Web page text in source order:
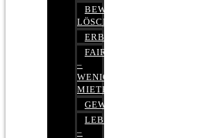
BEWERTUNGEN
LÖSCHEN
ERBRECHT
FAIRMIETEN
–
WENIGER
MIETE
GEWERBERECHT
LEBENSVERSICHERUNG
–